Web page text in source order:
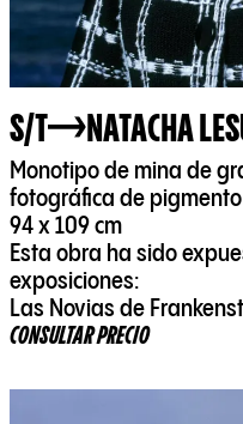
S/T NATACHA
Monotipo de mina de
fotográfica de pigmento
94 x 109 cm
Esta obra ha sido
exposiciones:
Las Novias de
CONSULTAR PRECIO